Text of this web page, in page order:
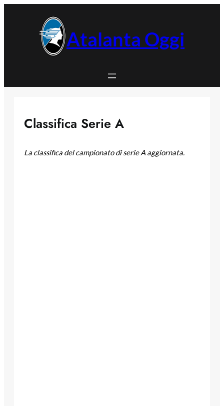
Atalanta Oggi
Classifica Serie A
La classifica del campionato di serie A aggiornata.